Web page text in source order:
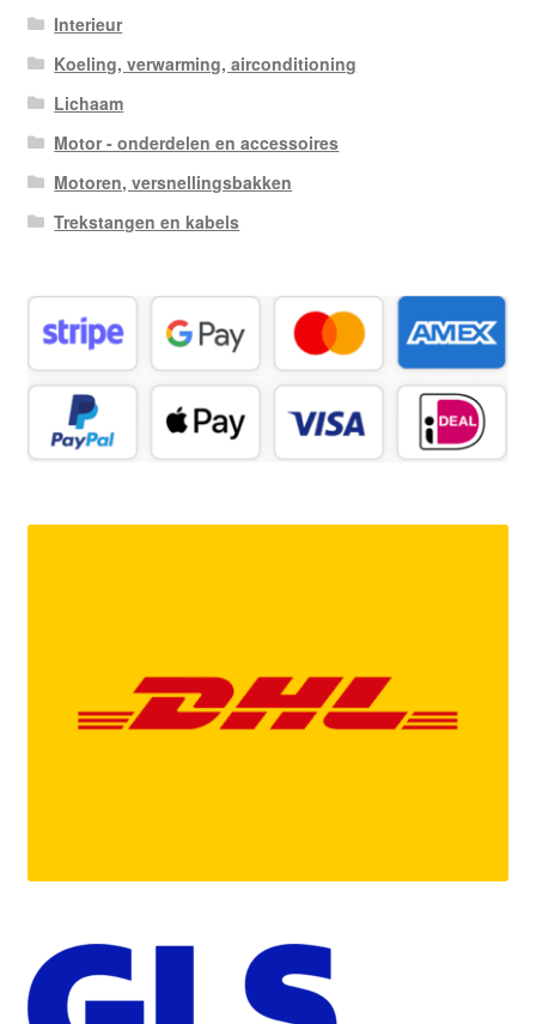
Interieur
Koeling, verwarming, airconditioning
Lichaam
Motor - onderdelen en accessoires
Motoren, versnellingsbakken
Trekstangen en kabels